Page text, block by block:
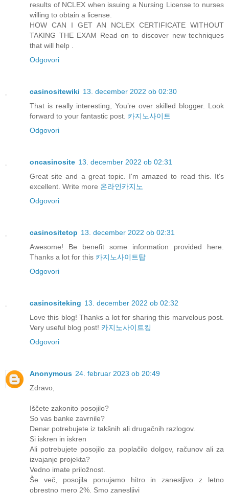
results of NCLEX when issuing a Nursing License to nurses
willing to obtain a license.
HOW CAN I GET AN NCLEX CERTIFICATE WITHOUT
TAKING THE EXAM Read on to discover new techniques
that will help .
Odgovori
casinositewiki 13. december 2022 ob 02:30
That is really interesting, You’re over skilled blogger. Look
forward to your fantastic post. 카지노사이트
Odgovori
oncasinosite 13. december 2022 ob 02:31
Great site and a great topic. I'm amazed to read this. It's
excellent. Write more 온라인카지노
Odgovori
casinositetop 13. december 2022 ob 02:31
Awesome! Be benefit some information provided here.
Thanks a lot for this 카지노사이트탑
Odgovori
casinositeking 13. december 2022 ob 02:32
Love this blog! Thanks a lot for sharing this marvelous post.
Very useful blog post! 카지노사이트킹
Odgovori
Anonymous 24. februar 2023 ob 20:49
Zdravo,
Iščete zakonito posojilo?
So vas banke zavrnile?
Denar potrebujete iz takšnih ali drugačnih razlogov.
Si iskren in iskren
Ali potrebujete posojilo za poplačilo dolgov, računov ali za
izvajanje projekta?
Vedno imate priložnost.
Še več, posojila ponujamo hitro in zanesljivo z letno
obrestno mero 2%. Smo zanesljivi